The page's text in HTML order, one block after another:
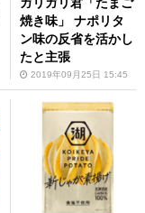
ガリガリ君「たまご
焼き味」 ナポリタ
ン味の反省を活かし
たと主張
2019年09月25日 15:45